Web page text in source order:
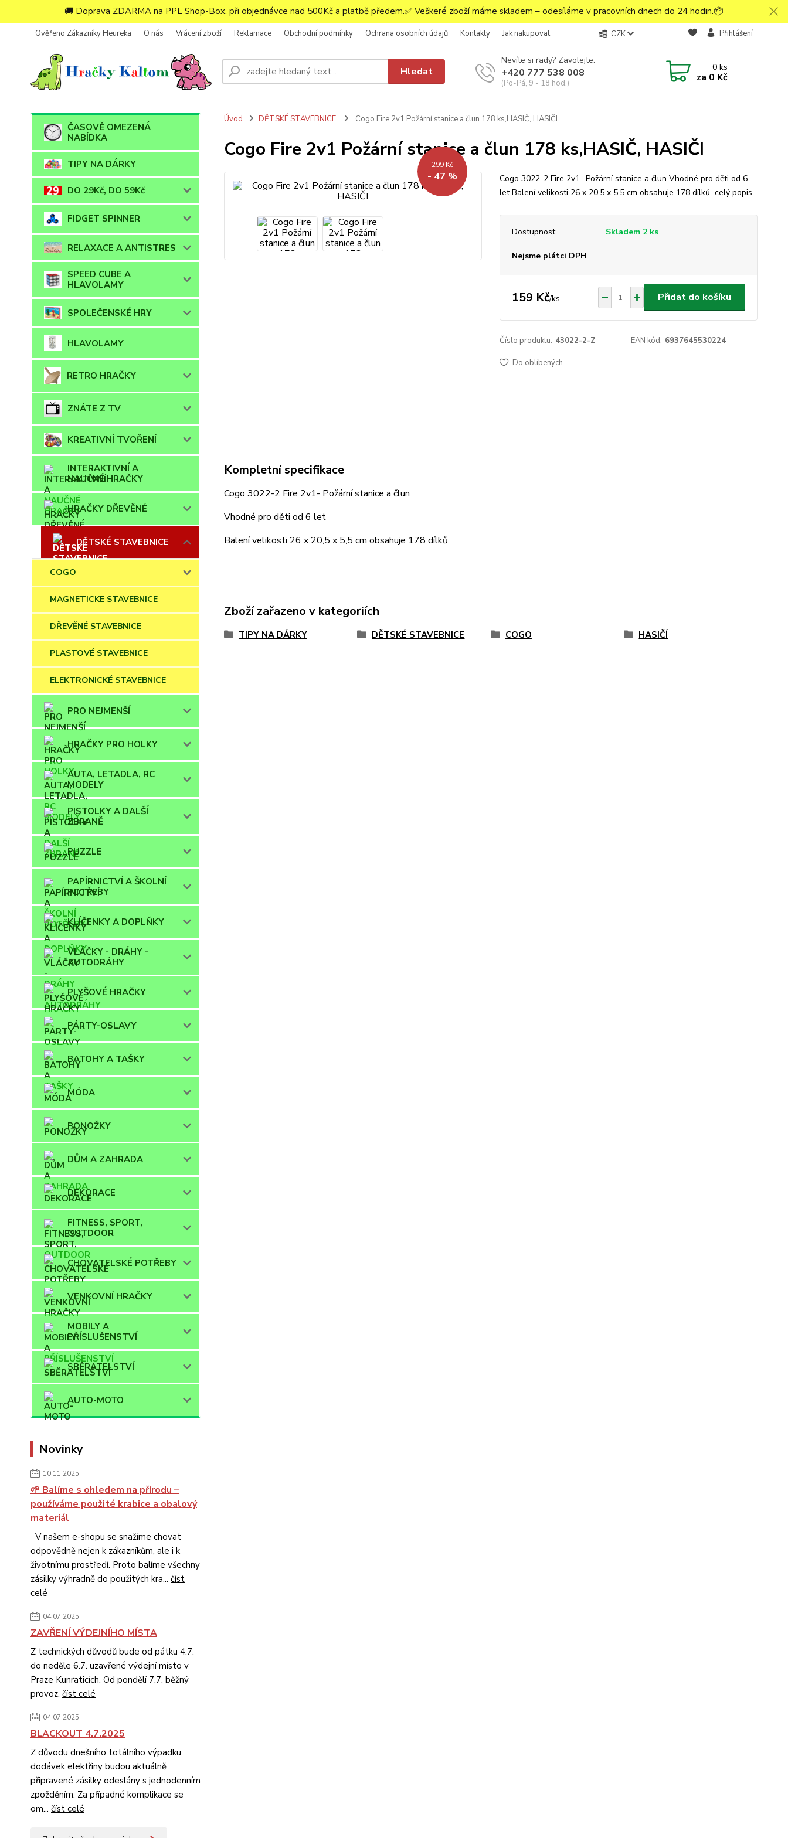
🚚 Doprava ZDARMA na PPL Shop-Box, při objednávce nad 500Kč a platbě předem.✅ Veškeré zboží máme skladem – odesíláme v pracovních dnech do 24 hodin.📦
Ověřeno Zákazníky Heureka O nás Vrácení zboží Reklamace Obchodní podmínky Ochrana osobních údajů Kontakty Jak nakupovat CZK Přihlášení
Hledat
Nevíte si rady? Zavolejte.
+420 777 538 008
(Po-Pá, 9 - 18 hod.)
0ks
za 0 Kč
ČASOVĚ OMEZENÁ
NABÍDKA
TIPY NA DÁRKY
DO 29Kč, DO 59Kč
FIDGET SPINNER
RELAXACE A ANTISTRES
SPEED CUBE A
HLAVOLAMY
SPOLEČENSKÉ HRY
HLAVOLAMY
RETRO HRAČKY
ZNÁTE Z TV
KREATIVNÍ TVOŘENÍ
INTERAKTIVNÍ A
NAUČNÉ HRAČKY
HRAČKY DŘEVĚNÉ
DĚTSKÉ STAVEBNICE
COGO
MAGNETICKE STAVEBNICE
DŘEVĚNÉ STAVEBNICE
PLASTOVÉ STAVEBNICE
ELEKTRONICKÉ STAVEBNICE
PRO NEJMENŠÍ
HRAČKY PRO HOLKY
AUTA, LETADLA, RC
MODELY
PISTOLKY A DALŠÍ
ZBRANĚ
PUZZLE
PAPÍRNICTVÍ A ŠKOLNÍ
POTŘEBY
KLÍČENKY A DOPLŇKY
VLÁČKY - DRÁHY -
AUTODRÁHY
PLYŠOVÉ HRAČKY
PÁRTY-OSLAVY
BATOHY A TAŠKY
MÓDA
PONOŽKY
DŮM A ZAHRADA
DEKORACE
FITNESS, SPORT,
OUTDOOR
CHOVATELSKÉ POTŘEBY
VENKOVNÍ HRAČKY
MOBILY A
PŘÍSLUŠENSTVÍ
SBĚRATELSTVÍ
AUTO-MOTO
Novinky
10.11.2025
🌱 Balíme s ohledem na přírodu –
používáme použité krabice a obalový
materiál
V našem e-shopu se snažíme chovat
odpovědně nejen k zákazníkům, ale i k
životnímu prostředí. Proto balíme všechny
zásilky výhradně do použitých kra... číst
celé
04.07.2025
ZAVŘENÍ VÝDEJNÍHO MÍSTA
Z technických důvodů bude od pátku 4.7.
do neděle 6.7. uzavřené výdejní místo v
Praze Kunraticích. Od pondělí 7.7. běžný
provoz. číst celé
04.07.2025
BLACKOUT 4.7.2025
Z důvodu dnešního totálního výpadku
dodávek elektřiny budou aktuálně
připravené zásilky odeslány s jednodenním
zpožděním. Za případné komplikace se
om... číst celé
Úvod DĚTSKÉ STAVEBNICE Cogo Fire 2v1 Požární stanice a člun 178 ks,HASIČ, HASIČI
Cogo Fire 2v1 Požární stanice a člun 178 ks,HASIČ, HASIČI
299 Kč
- 47 %
Cogo 3022-2 Fire 2v1- Požární stanice a člun Vhodné pro děti od 6
let Balení velikosti 26 x 20,5 x 5,5 cm obsahuje 178 dílků celý popis
Dostupnost Skladem 2 ks
Nejsme plátci DPH
159 Kč/ks Přidat do košíku
Číslo produktu: 43022-2-Z EAN kód: 6937645530224
Do oblíbených
Kompletní specifikace
Cogo 3022-2 Fire 2v1- Požární stanice a člun
Vhodné pro děti od 6 let
Balení velikosti 26 x 20,5 x 5,5 cm obsahuje 178 dílků
Zboží zařazeno v kategoriích
TIPY NA DÁRKY DĚTSKÉ STAVEBNICE COGO HASIČÍ